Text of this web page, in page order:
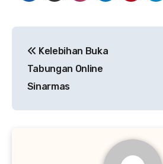
pos
Kelebihan Buka
Tabungan Online
Sinarmas